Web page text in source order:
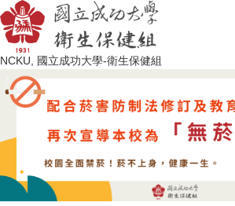
跳
到
主
要
內
容
區
NCKU, 國立成功大學-衛生保健組